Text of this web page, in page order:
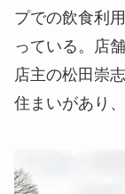
プでの飲食利
っている。店
店主の松田崇
住まいがあり